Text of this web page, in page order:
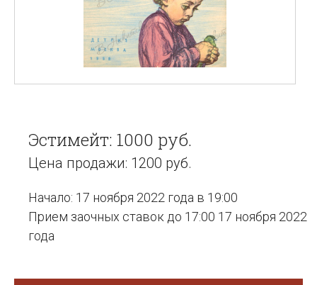
Эстимейт: 1000 руб.
Цена продажи: 1200 руб.
Начало: 17 ноября 2022 года в 19:00
Прием заочных ставок до 17:00 17 ноября 2022
года